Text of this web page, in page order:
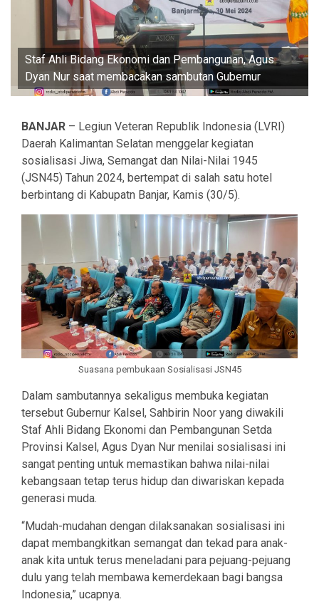
Staf Ahli Bidang Ekonomi dan Pembangunan, Agus
Dyan Nur saat membacakan sambutan Gubernur
BANJAR – Legiun Veteran Republik Indonesia (LVRI)
Daerah Kalimantan Selatan menggelar kegiatan
sosialisasi Jiwa, Semangat dan Nilai-Nilai 1945
(JSN45) Tahun 2024, bertempat di salah satu hotel
berbintang di Kabupatn Banjar, Kamis (30/5).
Suasana pembukaan Sosialisasi JSN45
Dalam sambutannya sekaligus membuka kegiatan
tersebut Gubernur Kalsel, Sahbirin Noor yang diwakili
Staf Ahli Bidang Ekonomi dan Pembangunan Setda
Provinsi Kalsel, Agus Dyan Nur menilai sosialisasi ini
sangat penting untuk memastikan bahwa nilai-nilai
kebangsaan tetap terus hidup dan diwariskan kepada
generasi muda.
“Mudah-mudahan dengan dilaksanakan sosialisasi ini
dapat membangkitkan semangat dan tekad para anak-
anak kita untuk terus meneladani para pejuang-pejuang
dulu yang telah membawa kemerdekaan bagi bangsa
Indonesia,” ucapnya.